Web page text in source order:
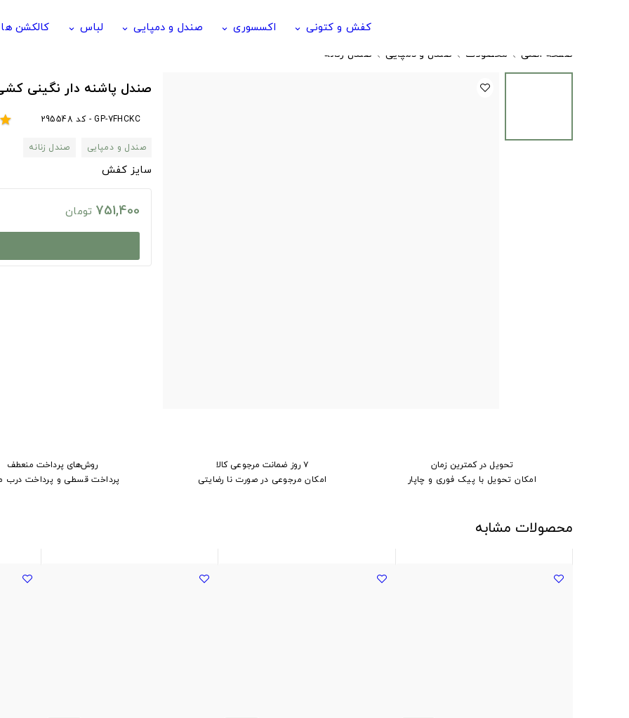
کفش و کتونی keyboard_arrow_down اکسسوری keyboard_arrow_down صندل و دمپایی keyboard_arrow_down لباس keyboard_arrow_down کالکشن ها
صفحه اصلی محصولات صندل و دمپایی صندل زنانه
صندل پاشنه دار نگینی
GP-7FHCKC - کد 295548 star
صندل و دمپایی
صندل زنانه
سایز کفش
751,400 تومان
تحویل در کمترین زمان
امکان تحویل با پیک فوری و چاپار
۷ روز ضمانت مرجوعی کالا
امکان مرجوعی در صورت نا رضایتی
روش‌های پرداخت منعطف
پرداخت قسطی و پرداخت درب
محصولات مشابه